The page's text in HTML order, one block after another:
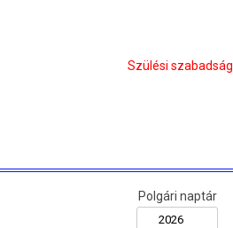
Szülési szabadság
Polgári naptár